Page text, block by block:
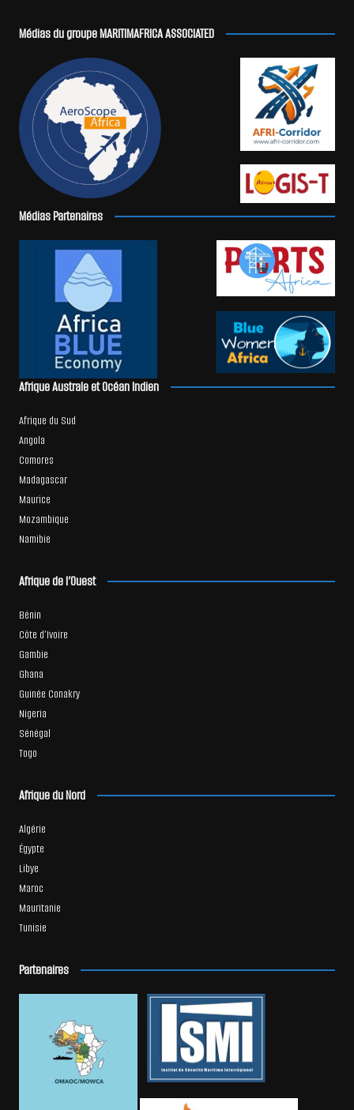
Médias du groupe MARITIMAFRICA ASSOCIATED
Médias Partenaires
Afrique Australe et Océan Indien
Afrique du Sud
Angola
Comores
Madagascar
Maurice
Mozambique
Namibie
Afrique de l’Ouest
Bénin
Côte d’Ivoire
Gambie
Ghana
Guinée Conakry
Nigeria
Sénégal
Togo
Afrique du Nord
Algérie
Égypte
Libye
Maroc
Mauritanie
Tunisie
Partenaires